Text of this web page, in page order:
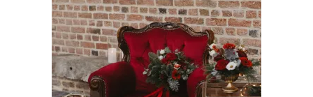
AJOUTER AU DEVIS